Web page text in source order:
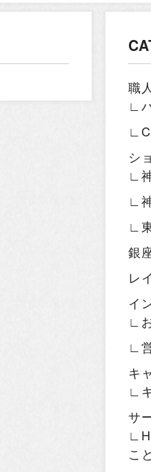
職
∟
シ
∟
∟
∟
銀
レ
イ
∟
∟
キ
∟
サ
こ